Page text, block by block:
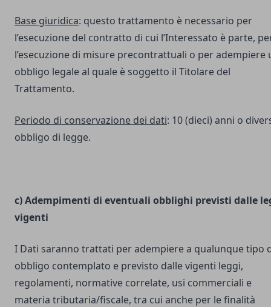
Base giuridica: questo trattamento è necessario per
l’esecuzione del contratto di cui l’Interessato è parte,
l’esecuzione di misure precontrattuali o per adempiere
obbligo legale al quale è soggetto il Titolare del
Trattamento.
Periodo di conservazione dei dati: 10 (dieci) anni o
obbligo di legge.
c) Adempimenti di eventuali obblighi previsti dalle
vigenti
I Dati saranno trattati per adempiere a qualunque tipo
obbligo contemplato e previsto dalle vigenti leggi,
regolamenti, normative correlate, usi commerciali e
materia tributaria/fiscale, tra cui anche per le finalità